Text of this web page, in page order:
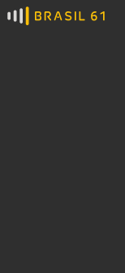
Ver todas as notícias